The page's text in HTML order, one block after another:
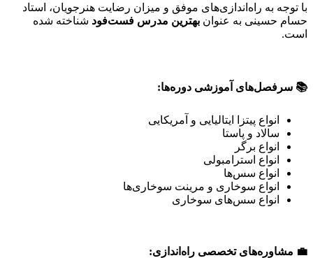
با توجه به راه‌اندازی‌های موفق و میزان رضایت هنرجویان، استاد
حسام حسینی به عنوان بهترین مدرس فست‌فود شناخته شده
است.
📚 سرفصل‌های آموزشی دوره‌ها:
انواع پیتزا ایتالیایی و آمریکایی
سالاد و پاستا
انواع برگر
انواع استرامبولی
انواع سس‌ها
انواع سوخاری و مرینت سوخاری‌ها
انواع سس‌های سوخاری
💼 مشاوره‌های تخصصی راه‌اندازی: